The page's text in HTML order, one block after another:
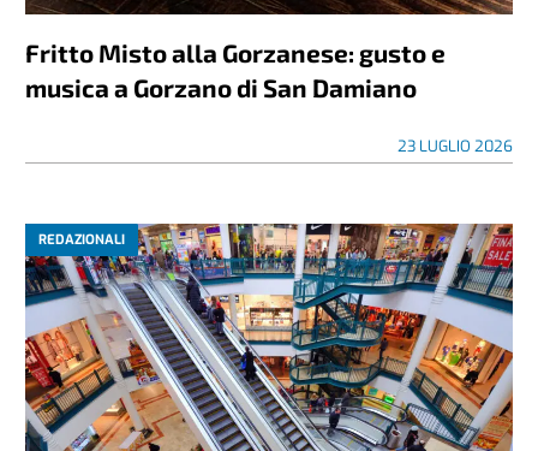
Fritto Misto alla Gorzanese: gusto e
musica a Gorzano di San Damiano
23 LUGLIO 2026
REDAZIONALI